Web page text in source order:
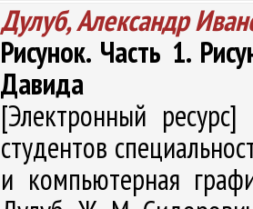
Дулуб, Александр
Рисунок. Часть 1.
Давида
[Электронный
студентов
и компьютерная